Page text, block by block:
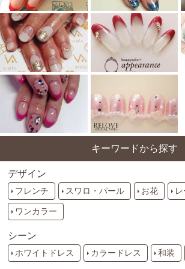
キーワードから探す
デザイン
フレンチ スワロ・パール お花
ワンカラー
シーン
ホワイトドレス カラードレス 和装